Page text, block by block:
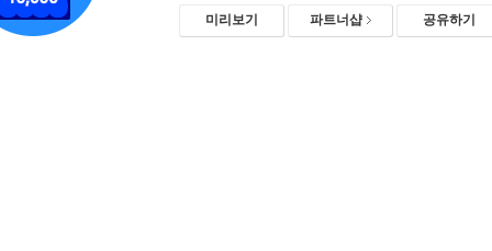
미리보기 파트너샵 공유하기